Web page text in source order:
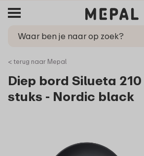
< terug naar Mepal
Diep bord Silueta
stuks - Nordic black